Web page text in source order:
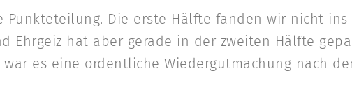
Punkteteilung. Die erste Hälfte fanden wir nicht
Ehrgeiz hat aber gerade in der zweiten Hälfte
es eine ordentliche Wiedergutmachung nach